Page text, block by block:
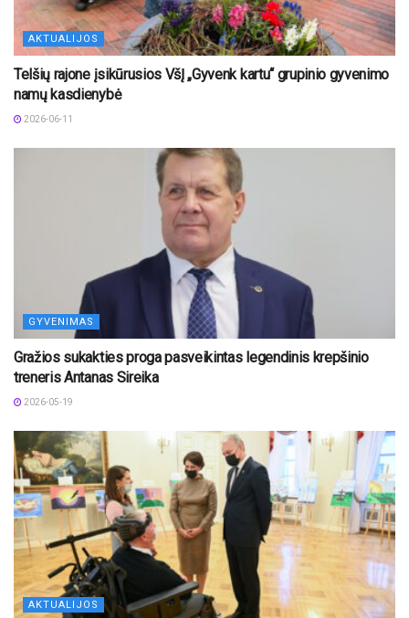
AKTUALIJOS
Telšių rajone įsikūrusios VšĮ „Gyvenk kartu“ grupinio gyvenimo
namų kasdienybė
2026-06-11
GYVENIMAS
Gražios sukakties proga pasveikintas legendinis krepšinio
treneris Antanas Sireika
2026-05-19
AKTUALIJOS